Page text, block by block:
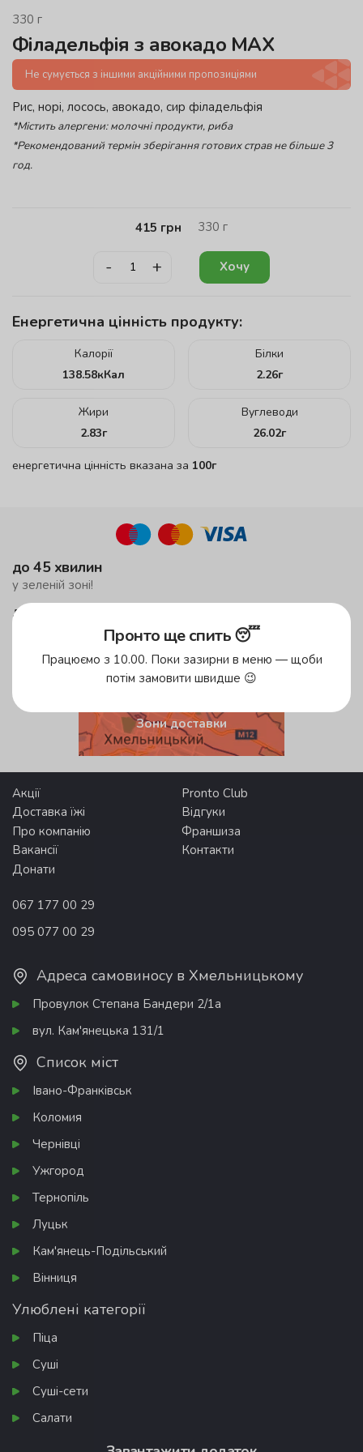
330 г
Філадельфія з авокадо МАХ
Не сумується з іншими акційними пропозиціями
Рис, норі, лосось, авокадо, сир філадельфія
*Містить алергени: молочні продукти, риба
*Рекомендований термін зберігання готових страв не більше 3
год.
415 грн 330 г
- + Хочу
Енергетична цінність продукту:
Калорії
138.58кКал
Білки
2.26г
Жири
2.83г
Вуглеводи
26.02г
енергетична цінність вказана за 100г
до 45 хвилин
у зеленій зоні!
до 59 хвилин
безкоштовна доставка
Зони доставки
Акції
Pronto Club
Доставка їжі
Відгуки
Про компанію
Франшиза
Вакансії
Контакти
Донати
067 177 00 29
095 077 00 29
Адреса самовиносу в Хмельницькому
Провулок Степана Бандери 2/1а
вул. Кам'янецька 131/1
Список міст
Івано-Франківськ
Коломия
Чернівці
Ужгород
Тернопіль
Луцьк
Кам'янець-Подільський
Вінниця
Улюблені категорії
Піца
Суші
Суші-сети
Салати
Пронто ще спить 😴
Працюємо з 10.00. Поки зазирни в меню — щоби
потім замовити швидше 😉